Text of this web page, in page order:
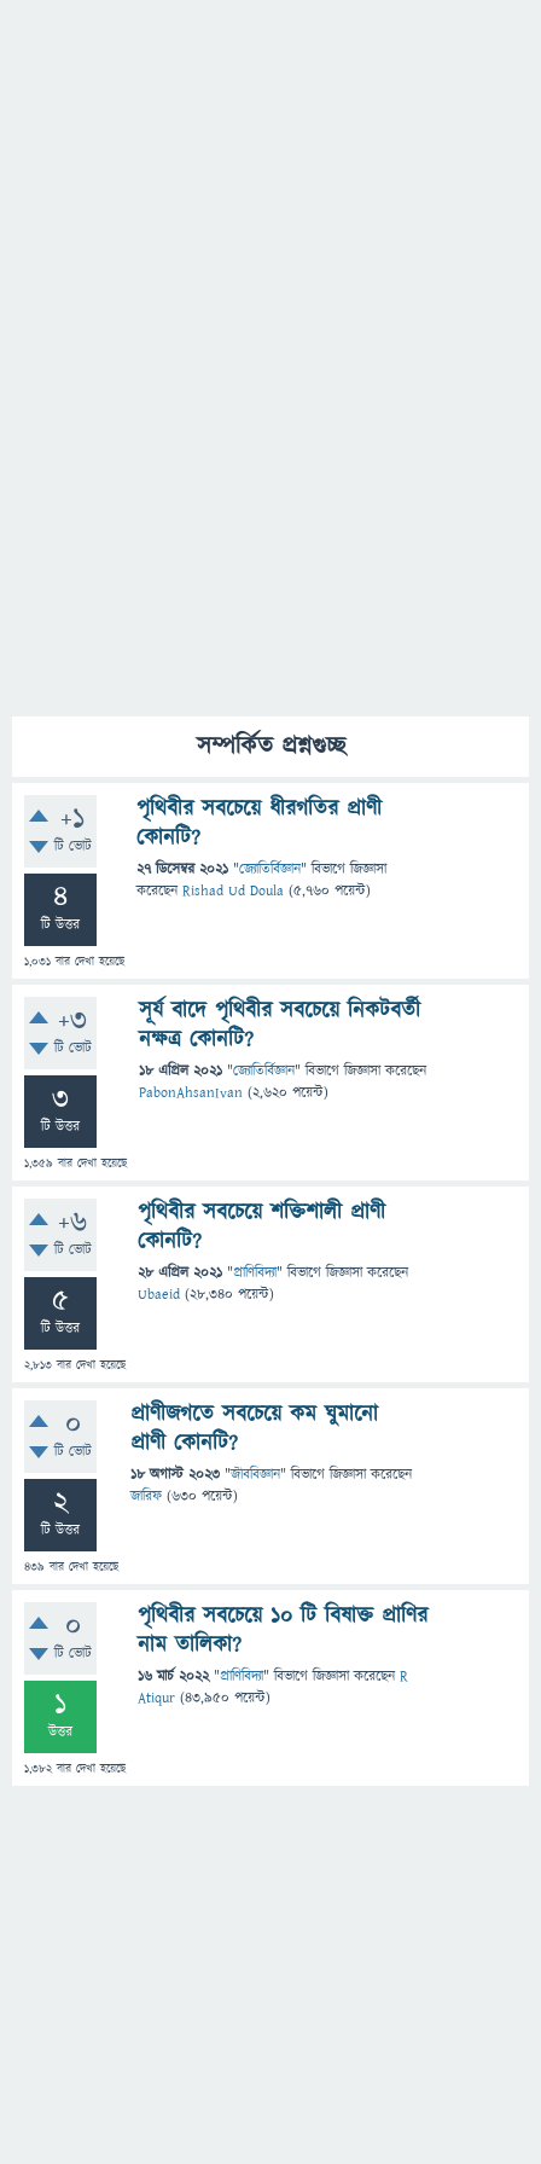
সম্পর্কিত প্রশ্নগুচ্ছ
+1
টি ভোট
4
টি উত্তর
1,031 বার দেখা হয়েছে
পৃথিবীর সবচেয়ে ধীরগতির প্রাণী
কোনটি?
27 ডিসেম্বর 2021 "জ্যোতির্বিজ্ঞান" বিভাগে জিজ্ঞাসা
করেছেনRishad Ud Doula (5,760 পয়েন্ট)
+3
টি ভোট
3
টি উত্তর
1,359 বার দেখা হয়েছে
সূর্য বাদে পৃথিবীর সবচেয়ে নিকটবর্তী
নক্ষত্র কোনটি?
18 এপ্রিল 2021 "জ্যোতির্বিজ্ঞান" বিভাগে জিজ্ঞাসাকরেছেন
PabonAhsanIvan (2,620 পয়েন্ট)
+6
টি ভোট
5
টি উত্তর
2,813 বার দেখা হয়েছে
পৃথিবীর সবচেয়ে শক্তিশালী প্রাণী
কোনটি?
28 এপ্রিল 2021 "প্রাণিবিদ্যা" বিভাগে জিজ্ঞাসাকরেছেন
Ubaeid (28,340 পয়েন্ট)
0
টি ভোট
2
টি উত্তর
439 বার দেখা হয়েছে
প্রাণীজগতে সবচেয়ে কম ঘুমানো
প্রাণী কোনটি?
18 অগাস্ট 2023 "জীববিজ্ঞান" বিভাগে জিজ্ঞাসাকরেছেন
জারিফ (630 পয়েন্ট)
0
টি ভোট
1
উত্তর
1,382বার দেখা হয়েছে
পৃথিবীর সবচেয়ে ১০ টি বিষাক্ত প্রাণির
নাম তালিকা?
16 মার্চ 2022 "প্রাণিবিদ্যা" বিভাগে জিজ্ঞাসাকরেছেনR
Atiqur (43,950 পয়েন্ট)